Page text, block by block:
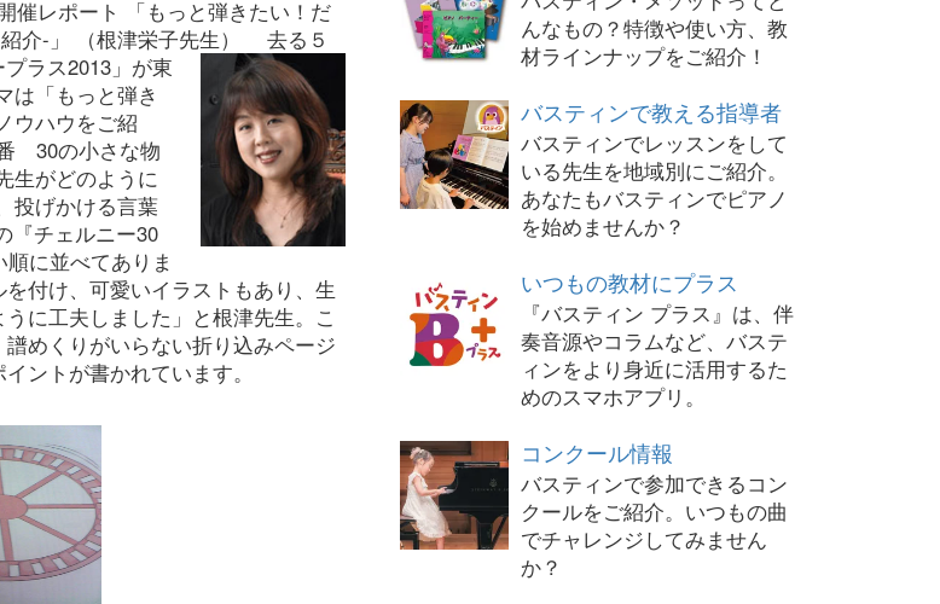
レポート 「もっと弾きたい！だ
介-」 （根津栄子先生）
去る５
ラス2013」が東
は「もっと弾き
ウハウをご紹
30の小さな物
生がどのように
投げかける言葉
チェルニー30
に並べてありま
付け、可愛いイラストもあり、生
に工夫しました」と根津先生。こ
めくりがいらない折り込みページ
ントが書かれています。
んなもの？特徴や使い方、教
材ラインナップをご紹介！
バスティンで教える指導者
バスティンでレッスンをして
いる先生を地域別にご紹介。
あなたもバスティンでピアノ
を始めませんか？
いつもの教材にプラス
『バスティン プラス』は、伴
奏音源やコラムなど、バステ
ィンをより身近に活用するた
めのスマホアプリ。
コンクール情報
バスティンで参加できるコン
クールをご紹介。いつもの曲
でチャレンジしてみません
か？